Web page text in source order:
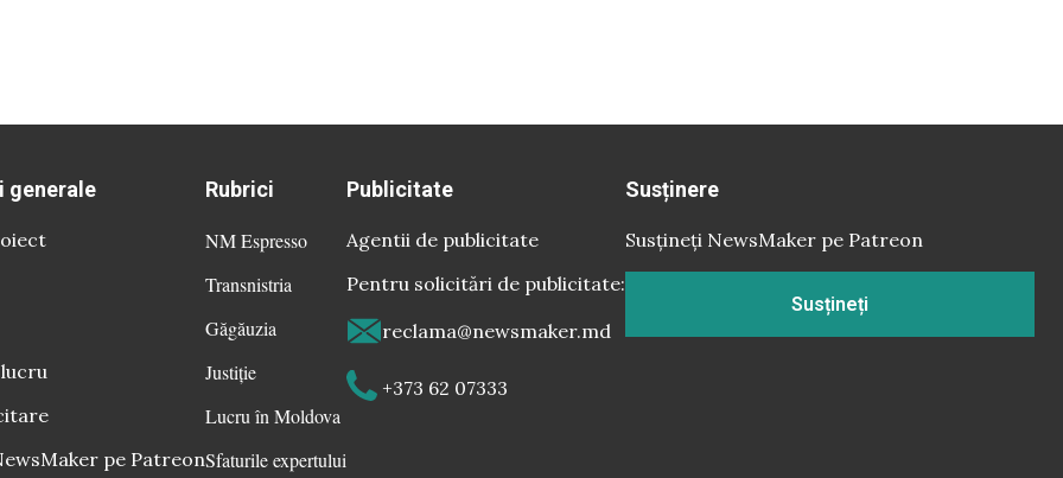
generale
pe Patreon
Rubrici
NM Espresso
Transnistria
Găgăuzia
Justiție
Lucru în Moldova
Sfaturile expertului
Publicitate
Agentii de publicitate
Pentru solicitări de publicitate:
reclama@newsmaker.md
+373 62 07333
Susținere
Susțineți NewsMaker pe Patreon
Susțineți